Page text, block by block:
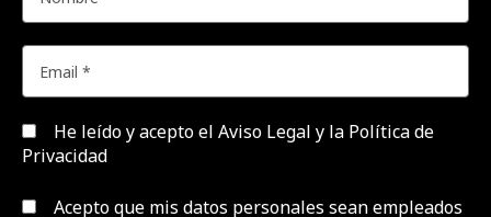
He leído y acepto el Aviso Legal y la Política de
Privacidad
Acepto que mis datos personales sean empleados
Campañas
Empresas y Negocios
Festivales y premios
Formación y estudios
Targets
Privacidad
Publicidad